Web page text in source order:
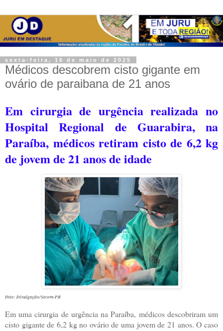
sexta-feira, 16 de maio de 2025
Médicos descobrem cisto gigante em
ovário de paraibana de 21 anos
Em cirurgia de urgência realizada no
Hospital Regional de Guarabira, na
Paraíba, médicos retiram cisto de 6,2 kg
de jovem de 21 anos de idade
Foto: Divulgação/Secom-PB
Em uma cirurgia de urgência na Paraíba, médicos descobriram um
cisto gigante de 6,2 kg no ovário de uma jovem de 21 anos. O caso